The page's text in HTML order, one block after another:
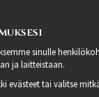
sinulle
​​ja laitteistaan.
evästeet tai valitse